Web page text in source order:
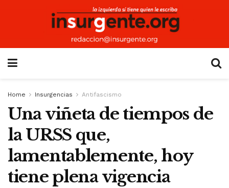
Home Insurgencias Antifascismo
Una viñeta de tiempos de
la URSS que,
lamentablemente, hoy
tiene plena vigencia